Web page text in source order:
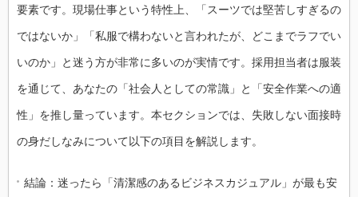
要素です。現場仕事という特性上、「スーツでは堅苦しすぎるの
ではないか」「私服で構わないと言われたが、どこまでラフでい
いのか」と迷う方が非常に多いのが実情です。採用担当者は服装
を通じて、あなたの「社会人としての常識」と「安全作業への適
性」を推し量っています。本セクションでは、失敗しない面接時
の身だしなみについて以下の項目を解説します。
結論：迷ったら「清潔感のあるビジネスカジュアル」が最も安